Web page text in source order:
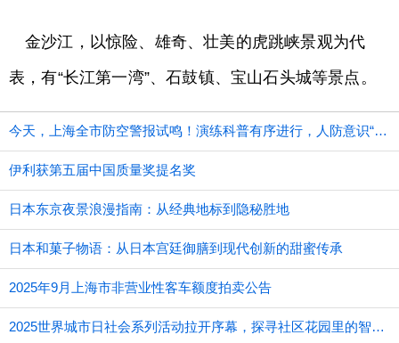
金沙江，以惊险、雄奇、壮美的虎跳峡景观为代
表，有“长江第一湾”、石鼓镇、宝山石头城等景点。
今天，上海全市防空警报试鸣！演练科普有序进行，人防意识“声入人心”
伊利获第五届中国质量奖提名奖
日本东京夜景浪漫指南：从经典地标到隐秘胜地
日本和菓子物语：从日本宫廷御膳到现代创新的甜蜜传承
2025年9月上海市非营业性客车额度拍卖公告
2025世界城市日社会系列活动拉开序幕，探寻社区花园里的智慧应用